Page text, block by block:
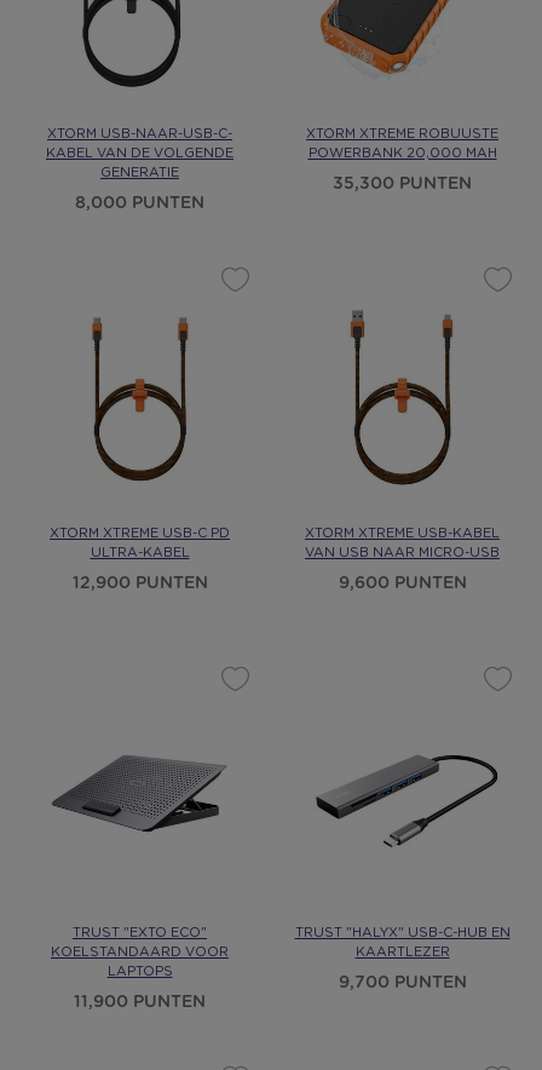
XTORM USB-NAAR-USB-C-
KABEL VAN DE VOLGENDE
GENERATIE
8,000 PUNTEN
XTORM XTREME ROBUUSTE
POWERBANK 20,000 MAH
35,300 PUNTEN
XTORM XTREME USB-C PD
ULTRA-KABEL
12,900 PUNTEN
XTORM XTREME USB-KABEL
VAN USB NAAR MICRO-USB
9,600 PUNTEN
TRUST "EXTO ECO"
KOELSTANDAARD VOOR
LAPTOPS
11,900 PUNTEN
TRUST "HALYX" USB-C-HUB EN
KAARTLEZER
9,700 PUNTEN